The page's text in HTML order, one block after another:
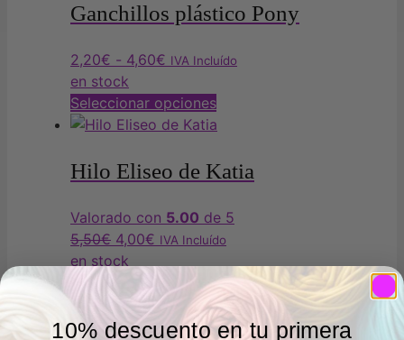
Ganchillos plástico Pony
2,20€ - 4,60€ IVA Incluído
en stock
Seleccionar opciones
Hilo Eliseo de Katia
Valorado con 5.00 de 5
5,50€ 4,00€ IVA Incluído
en stock
Seleccionar opciones
10% descuento en tu primera